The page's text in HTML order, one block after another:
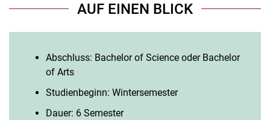
AUF EINEN BLICK
Abschluss: Bachelor of Science oder Bachelor
of Arts
Studienbeginn: Wintersemester
Dauer: 6 Semester